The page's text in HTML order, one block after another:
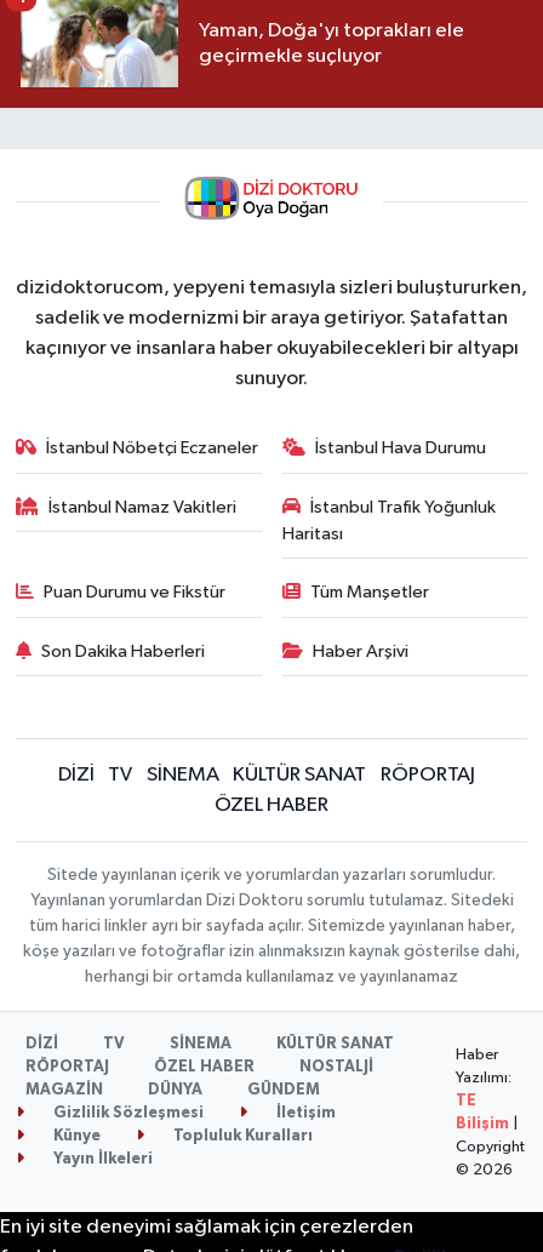
Yaman, Doğa'yı toprakları ele
geçirmekle suçluyor
dizidoktorucom, yepyeni temasıyla sizleri buluştururken,
sadelik ve modernizmi bir araya getiriyor. Şatafattan
kaçınıyor ve insanlara haber okuyabilecekleri bir altyapı
sunuyor.
İstanbul Nöbetçi Eczaneler İstanbul Hava Durumu
İstanbul Namaz Vakitleri
İstanbul Trafik Yoğunluk
Haritası
Puan Durumu ve Fikstür Tüm Manşetler
Son Dakika Haberleri Haber Arşivi
DİZİ TV SİNEMA KÜLTÜR SANAT
RÖPORTAJ
ÖZEL HABER
Sitede yayınlanan içerik ve yorumlardan yazarları sorumludur.
Yayınlanan yorumlardan Dizi Doktoru sorumlu tutulamaz. Sitedeki
tüm harici linkler ayrı bir sayfada açılır. Sitemizde yayınlanan haber,
köşe yazıları ve fotoğraflar izin alınmaksızın kaynak gösterilse dahi,
herhangi bir ortamda kullanılamaz ve yayınlanamaz
DİZİ TV SİNEMA
KÜLTÜR SANAT
RÖPORTAJ
ÖZEL HABER
NOSTALJİ
MAGAZİN
DÜNYA
GÜNDEM
Gizlilik Sözleşmesi
İletişim
Künye
Topluluk Kuralları
Yayın İlkeleri
Haber
Yazılımı:
TE
Bilişim
Copyright
© 2026
En iyi site deneyimi sağlamak için çerezlerden